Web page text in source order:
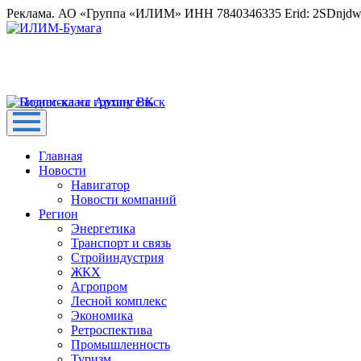
Реклама. АО «Группа «ИЛИМ» ИНН 7840346335 Erid:
Главная
Новости
Навигатор
Новости компаний
Регион
Энергетика
Транспорт и связь
Стройиндустрия
ЖКХ
Агропром
Лесной комплекс
Экономика
Ретроспектива
Промышленность